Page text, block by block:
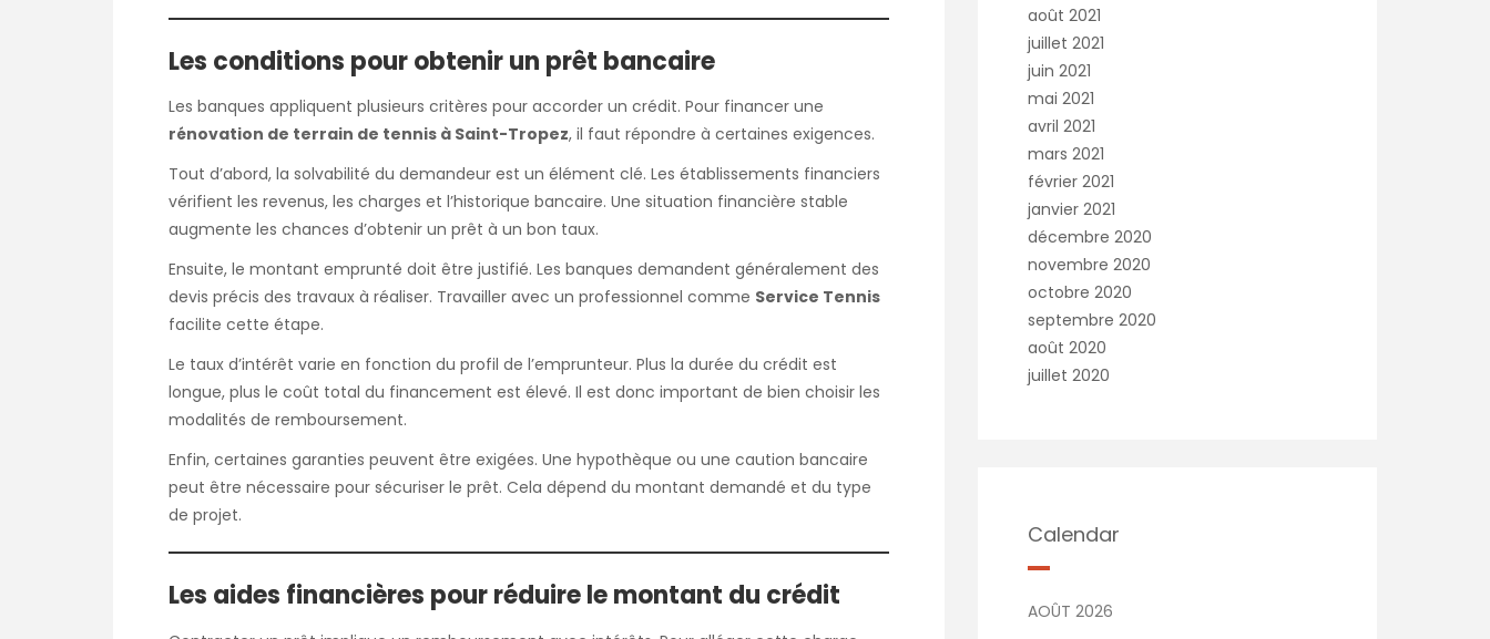
Les conditions pour obtenir un prêt bancaire
Les banques appliquent plusieurs critères pour accorder un crédit. Pour financer une
rénovation de terrain de tennis à Saint-Tropez, il faut répondre à certaines exigences.
Tout d’abord, la solvabilité du demandeur est un élément clé. Les établissements financiers
vérifient les revenus, les charges et l’historique bancaire. Une situation financière stable
augmente les chances d’obtenir un prêt à un bon taux.
Ensuite, le montant emprunté doit être justifié. Les banques demandent généralement des
devis précis des travaux à réaliser. Travailler avec un professionnel comme Service Tennis
facilite cette étape.
Le taux d’intérêt varie en fonction du profil de l’emprunteur. Plus la durée du crédit est
longue, plus le coût total du financement est élevé. Il est donc important de bien choisir les
modalités de remboursement.
Enfin, certaines garanties peuvent être exigées. Une hypothèque ou une caution bancaire
peut être nécessaire pour sécuriser le prêt. Cela dépend du montant demandé et du type
de projet.
Les aides financières pour réduire le montant du crédit
août 2021
juillet 2021
juin 2021
mai 2021
avril 2021
mars 2021
février 2021
janvier 2021
décembre 2020
novembre 2020
octobre 2020
septembre 2020
août 2020
juillet 2020
Calendar
AOÛT 2026